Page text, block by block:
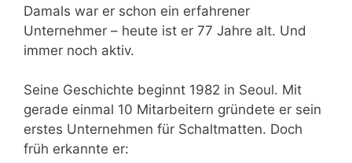
Damals war er schon ein erfahrener
Unternehmer – heute ist er 77 Jahre alt. Und
immer noch aktiv.
Seine Geschichte beginnt 1982 in Seoul. Mit
gerade einmal 10 Mitarbeitern gründete er sein
erstes Unternehmen für Schaltmatten. Doch
früh erkannte er: